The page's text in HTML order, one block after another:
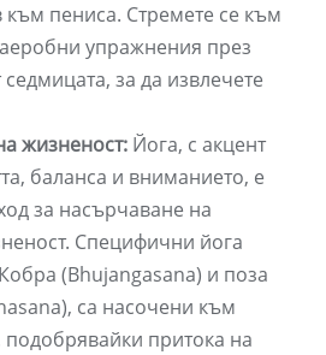
към пениса. Стремете се към
упражнения през
за да извлечете
жизненост: Йога, с акцент
баланса и вниманието, е
за насърчаване на
Специфични йога
(Bhujangasana) и поза
са насочени към
подобрявайки притока на